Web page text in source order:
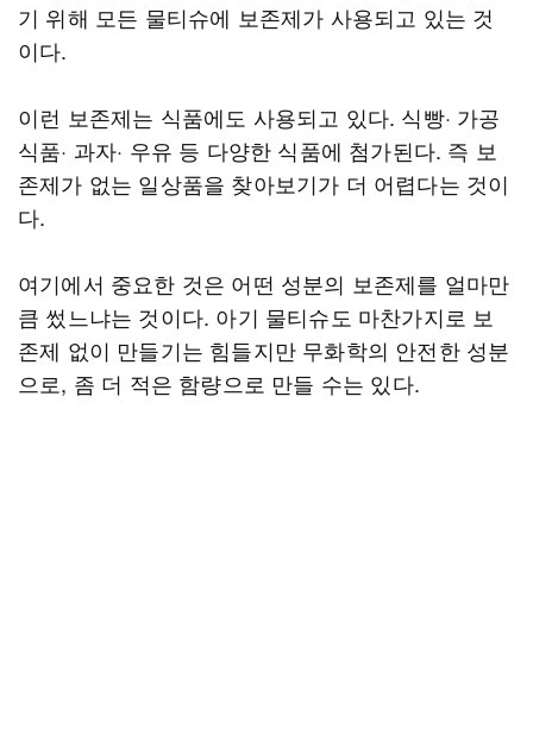
기 위해 모든 물티슈에 보존제가 사용되고 있는 것
이다.
이런 보존제는 식품에도 사용되고 있다. 식빵· 가공
식품· 과자· 우유 등 다양한 식품에 첨가된다. 즉 보
존제가 없는 일상품을 찾아보기가 더 어렵다는 것이
다.
여기에서 중요한 것은 어떤 성분의 보존제를 얼마만
큼 썼느냐는 것이다. 아기 물티슈도 마찬가지로 보
존제 없이 만들기는 힘들지만 무화학의 안전한 성분
으로, 좀 더 적은 함량으로 만들 수는 있다.